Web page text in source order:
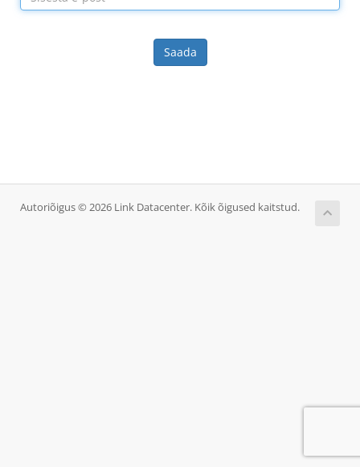
Saada
Autoriõigus © 2026 Link Datacenter. Kõik õigused kaitstud.